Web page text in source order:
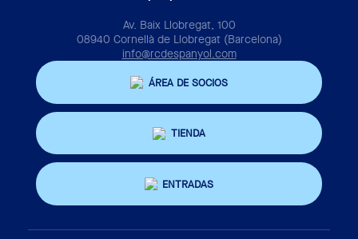
Av. Baix Llobregat, 100
08940 Cornellà de Llobregat (Barcelona)
info@rcdespanyol.com
ÁREA DE SOCIOS
TIENDA
ENTRADAS